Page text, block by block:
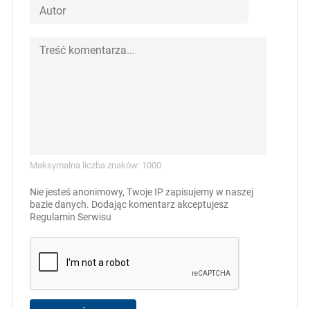
Maksymalna liczba znaków: 1000
Nie jesteś anonimowy, Twoje IP zapisujemy w naszej
bazie danych. Dodając komentarz akceptujesz
Regulamin Serwisu